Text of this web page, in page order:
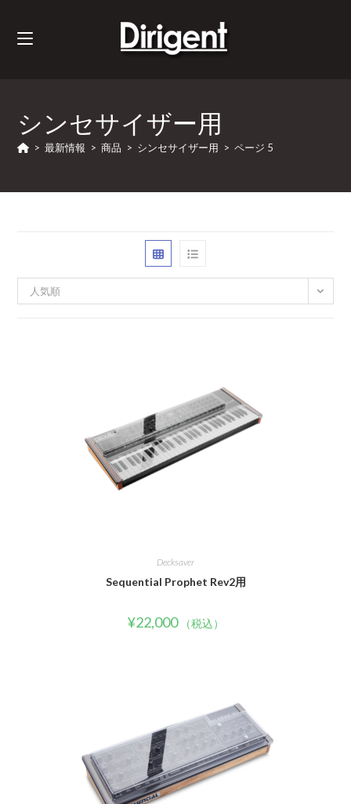
シンセサイザー用
> 最新情報 > 商品 > シンセサイザー用 > ページ 5
人気順
Decksaver
Sequential Prophet Rev2用
¥22,000 （税込）